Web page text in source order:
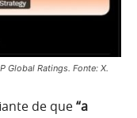
Global Ratings. Fonte: X.
de que“a